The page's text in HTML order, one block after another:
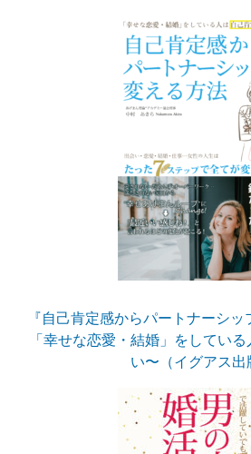
『自己肯定感からパートナーシ
「幸せな恋愛・結婚」をしてい
い〜（イグアス出